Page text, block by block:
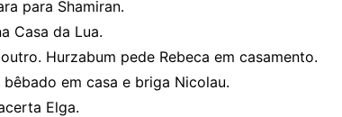
para Shamiran.
Casa da Lua.
Hurzabum pede Rebeca em casamento.
em casa e briga Nicolau.
Elga.